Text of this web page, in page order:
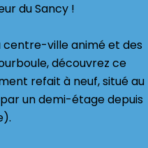
du Sancy !
centre-ville animé et des
découvrez ce
refait à neuf, situé au
un demi-étage depuis